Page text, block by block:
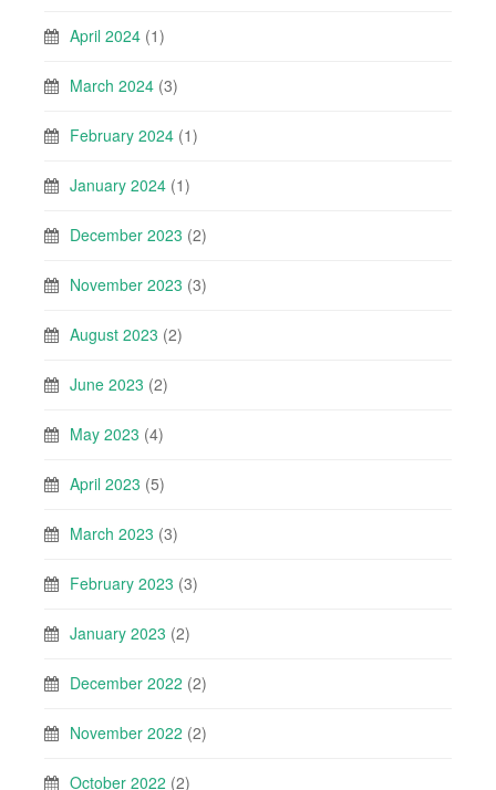
April 2024 (1)
March 2024 (3)
February 2024 (1)
January 2024 (1)
December 2023 (2)
November 2023 (3)
August 2023 (2)
June 2023 (2)
May 2023 (4)
April 2023 (5)
March 2023 (3)
February 2023 (3)
January 2023 (2)
December 2022 (2)
November 2022 (2)
October 2022 (2)